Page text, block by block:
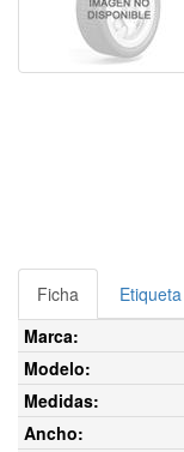
Ficha
Etiqueta
Marca:
Modelo:
Medidas:
Ancho: